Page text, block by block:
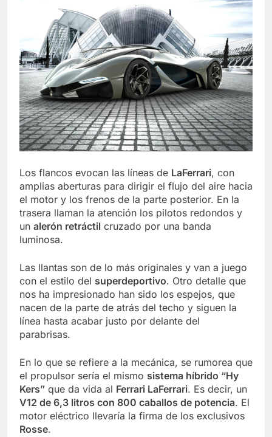
Los flancos evocan las líneas de LaFerrari, con
amplias aberturas para dirigir el flujo del aire hacia
el motor y los frenos de la parte posterior. En la
trasera llaman la atención los pilotos redondos y
un alerón retráctil cruzado por una banda
luminosa.
Las llantas son de lo más originales y van a juego
con el estilo del superdeportivo. Otro detalle que
nos ha impresionado han sido los espejos, que
nacen de la parte de atrás del techo y siguen la
línea hasta acabar justo por delante del
parabrisas.
En lo que se refiere a la mecánica, se rumorea que
el propulsor sería el mismo sistema híbrido “Hy
Kers” que da vida al Ferrari LaFerrari. Es decir, un
V12 de 6,3 litros con 800 caballos de potencia. El
motor eléctrico llevaría la firma de los exclusivos
Rosse.